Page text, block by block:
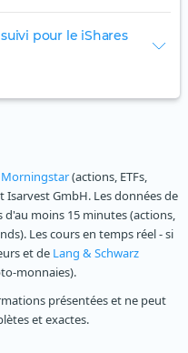
pour le iShares
Morningstar(actions, ETFs,
GmbH. Les données de
moins 15 minutes (actions,
Les cours en temps réel - si
et de Lang & Schwarz
monnaies).
présentées et ne peut
et exactes.